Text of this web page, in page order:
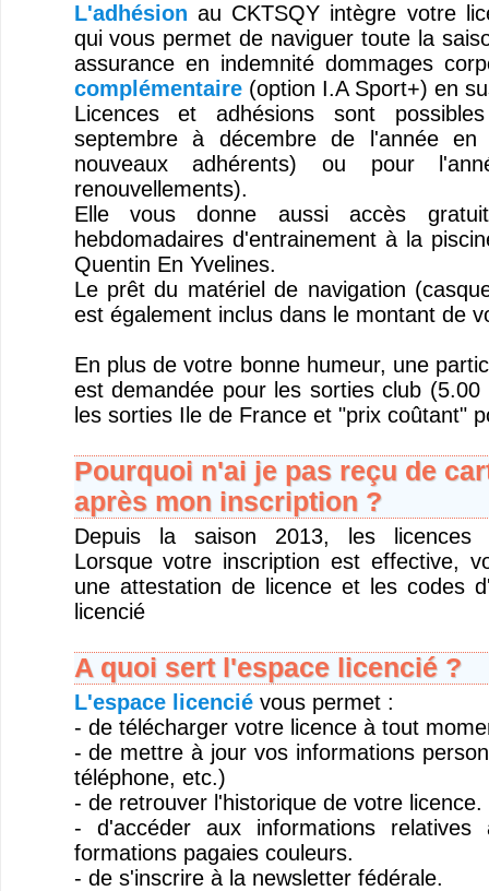
L'adhésion au CKTSQY intègre votre
qui vous permet de naviguer toute la
assurance en indemnité dommages
complémentaire(option I.A Sport+) en
Licences et adhésions sont
septembre à décembre de l'année
nouveaux adhérents) ou pour
renouvellements).
Elle vous donne aussi accès
hebdomadaires d'entrainement à la
Quentin En Yvelines.
Le prêt du matériel de navigation
est également inclus dans le montant de
En plus de votre bonne humeur, une
est demandée pour les sorties club
les sorties Ile de France et "prix coûtant"
Pourquoi n'ai je pas reçu de
après mon inscription ?
Depuis la saison 2013, les licences
Lorsque votre inscription est effective,
une attestation de licence et les codes
licencié
A quoi sert l'espace licencié ?
L'espace licenciévous permet :
- de télécharger votre licence à tout
- de mettre à jour vos informations
téléphone, etc.)
- de retrouver l'historique de votre licence.
- d'accéder aux informations
formations pagaies couleurs.
- de s'inscrire à la newsletter fédérale.